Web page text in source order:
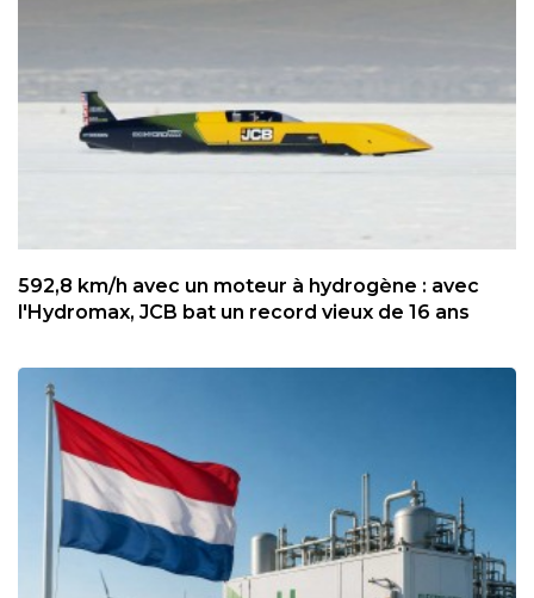
592,8 km/h avec un moteur à hydrogène : avec
l'Hydromax, JCB bat un record vieux de 16 ans